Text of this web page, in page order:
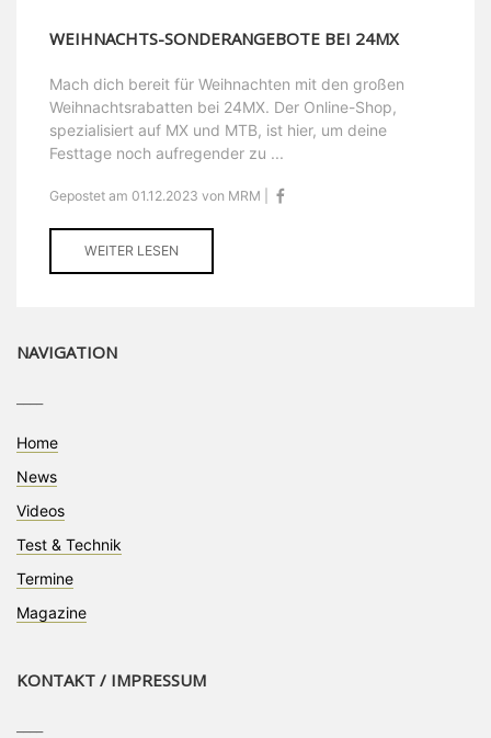
WEIHNACHTS-SONDERANGEBOTE BEI 24MX
Mach dich bereit für Weihnachten mit den großen
Weihnachtsrabatten bei 24MX. Der Online-Shop,
spezialisiert auf MX und MTB, ist hier, um deine
Festtage noch aufregender zu ...
Gepostet am 01.12.2023 von MRM |
WEITER LESEN
NAVIGATION
Home
News
Videos
Test & Technik
Termine
Magazine
KONTAKT / IMPRESSUM